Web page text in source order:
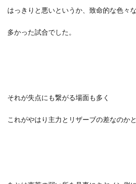
はっきりと悪いというか、致命的な色々
多かった試合でした。
それが失点にも繋がる場面も多く
これがやはり主力とリザーブの差なのか